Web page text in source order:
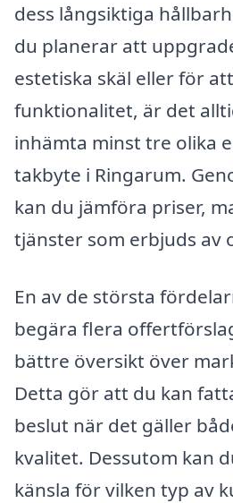
dess långsiktiga
du planerar att
estetiska skäl eller för
funktionalitet, är det
inhämta minst tre olika
takbyte i Ringarum.
kan du jämföra priser,
tjänster som erbjuds av
En av de största
begära flera
bättre översikt över
Detta gör att du kan
beslut när det gäller
kvalitet. Dessutom kan
känsla för vilken typ av